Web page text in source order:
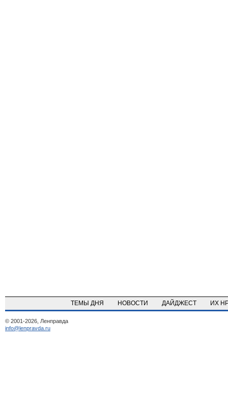
ТЕМЫ ДНЯ НОВОСТИ ДАЙДЖЕСТ ИХ
© 2001-2026, Ленправда
info@lenpravda.ru